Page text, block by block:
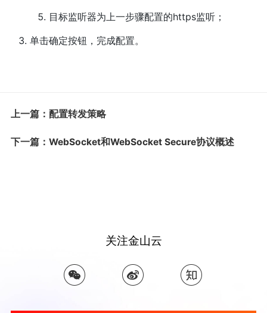
目标监听器为上一步骤配置的https监听；
单击确定按钮，完成配置。
上一篇：配置转发策略
下一篇：WebSocket和WebSocket Secure协议概述
关注金山云